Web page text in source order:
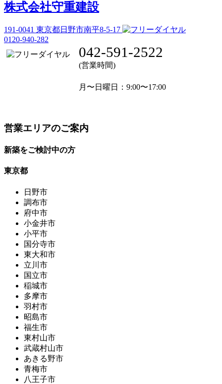
株式会社守重建設
191-0041 東京都日野市南平8-5-17
0120-940-282
042-591-2522
(営業時間)
月〜日曜日 ：9:00〜17:00
営業エリアのご案内
新築をご検討中の方
東京都
日野市
調布市
府中市
小金井市
小平市
国分寺市
東大和市
立川市
国立市
稲城市
多摩市
羽村市
昭島市
福生市
東村山市
武蔵村山市
あきる野市
青梅市
八王子市